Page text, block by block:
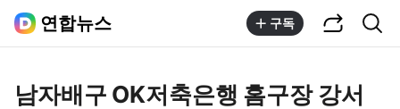
연합뉴스 구독
남자배구 OK저축은행 홈구장 강서